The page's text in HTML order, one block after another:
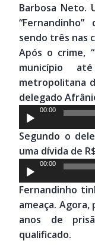
Barbosa Neto.
sendo três nas
Após o crime,
município
metropolitana
delegado
Tocador
de
áudio
00:00
Segundo o
uma dívida de
Tocador
de
áudio
00:00
Fernandinho
ameaça.
anos de
qualificado.